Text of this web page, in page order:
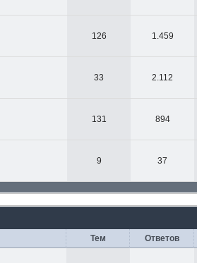
126 1.459
33 2.112
131 894
9 37
Тем Ответов